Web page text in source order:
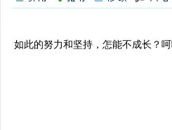
如此的努力和坚持，怎能不成长？